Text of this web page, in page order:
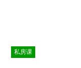
私房课